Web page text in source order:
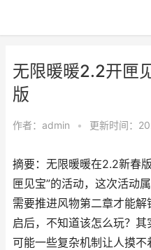
无限暖暖2.2开匣
版
作者： admin • 更新时间：
摘要：无限暖暖在2.2新春
匣见宝”的活动，这次活动
需要推进风物第二章才能
启后，不知道该怎么玩？其
可能一些复杂机制让人摸